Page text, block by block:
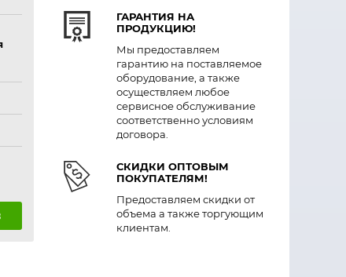
ГАРАНТИЯ НА
ПРОДУКЦИЮ!
Мы предоставляем
гарантию на поставляемое
оборудование, а также
осуществляем любое
сервисное обслуживание
соответственно условиям
договора.
СКИДКИ ОПТОВЫМ
ПОКУПАТЕЛЯМ!
Предоставляем скидки от
объема а также торгующим
клиентам.